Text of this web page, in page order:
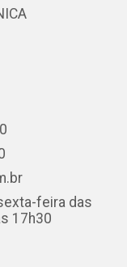
feira das
17h30